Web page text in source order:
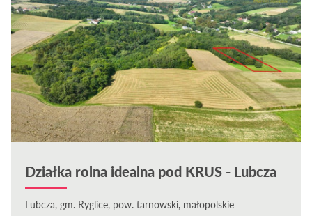
Działka rolna idealna pod KRUS - Lubcza
Lubcza, gm. Ryglice, pow. tarnowski, małopolskie